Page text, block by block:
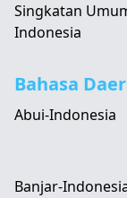
Singkatan
Indonesia
Bahasa
Abui-Indonesia
Banjar-